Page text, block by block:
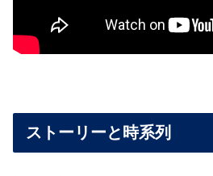
ストーリーと時系列